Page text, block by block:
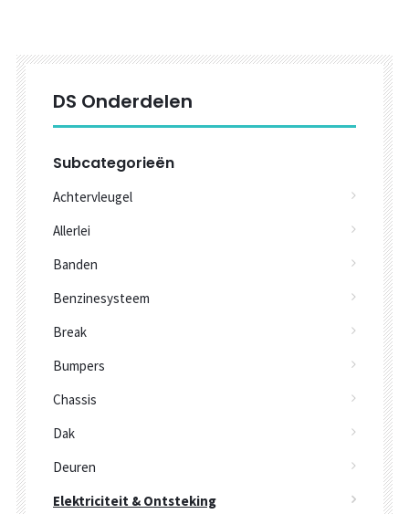
DS Onderdelen
Subcategorieën
Achtervleugel
Allerlei
Banden
Benzinesysteem
Break
Bumpers
Chassis
Dak
Deuren
Elektriciteit & Ontsteking